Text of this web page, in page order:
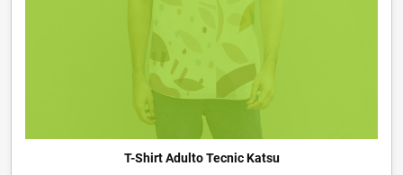
T-Shirt Adulto Tecnic Katsu